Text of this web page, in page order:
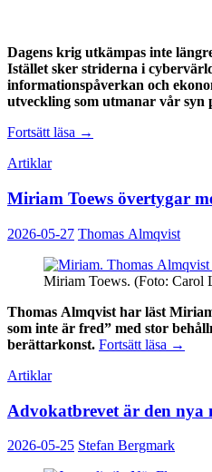
Dagens krig utkämpas inte
Istället sker striderna i
informationspåverkan och
utveckling som utmanar vår syn
Fortsätt läsa Därför
krigsfartyg
→
Artiklar
Miriam Toews övertygar
2026-05-27 Thomas Almqvist
Miriam Toews. (Foto: Carol
Thomas Almqvist har läst
som inte är fred” med stor
berättarkonst. Fortsätt läsa Miriam
vital
→
Artiklar
Advokatbrevet är den nya
2026-05-25 Stefan Bergmark